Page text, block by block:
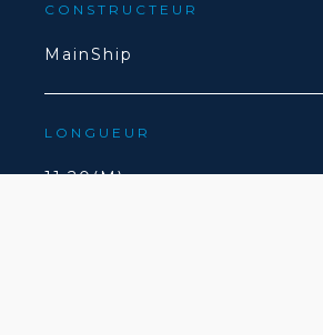
CONSTRUCTEUR
MainShip
LONGUEUR
11.20(M)